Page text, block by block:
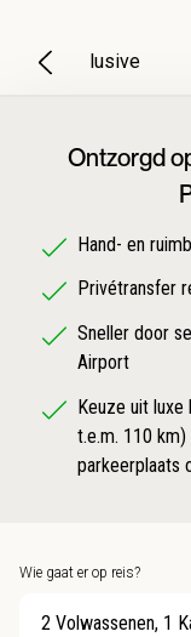
All Inclusive
Ontzorgd
Hand- en
Privétransfer
Sneller door
Airport
Keuze uit
t.e.m. 110
parkeerplaats
Wie gaat er op reis?
2 Volwassenen, 1